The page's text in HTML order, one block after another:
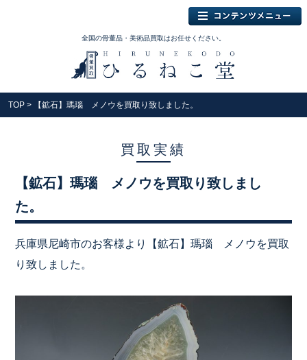
全国の骨董品・美術品買取はお任せください。
TOP > 【鉱石】瑪瑙 メノウを買取り致しました。
買取実績
【鉱石】瑪瑙 メノウを買取り致しまし
た。
兵庫県尼崎市のお客様より【鉱石】瑪瑙 メノウを買取
り致しました。